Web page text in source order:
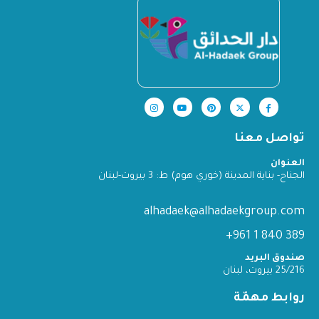
تواصل معنا
العنوان
الجناح- بناية المدينة (خوري هوم) ط: 3 بيروت-لبنان
alhadaek@alhadaekgroup.com
389 840 1 961+
صندوق البريد
25/216 بيروت، لبنان
روابط مهمّة